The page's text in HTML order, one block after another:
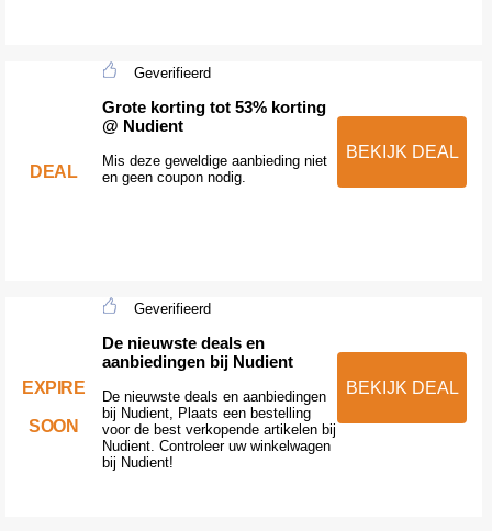
DEAL
Geverifieerd
Grote korting tot 53% korting
@ Nudient
Mis deze geweldige aanbieding niet
en geen coupon nodig.
BEKIJK DEAL
EXPIRE
SOON
Geverifieerd
De nieuwste deals en
aanbiedingen bij Nudient
De nieuwste deals en aanbiedingen
bij Nudient, Plaats een bestelling
voor de best verkopende artikelen bij
Nudient. Controleer uw winkelwagen
bij Nudient!
BEKIJK DEAL